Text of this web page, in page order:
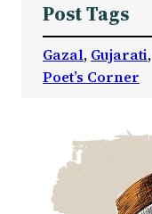
Post Tags
Gazal, Gujarati,
Poet’s Corner